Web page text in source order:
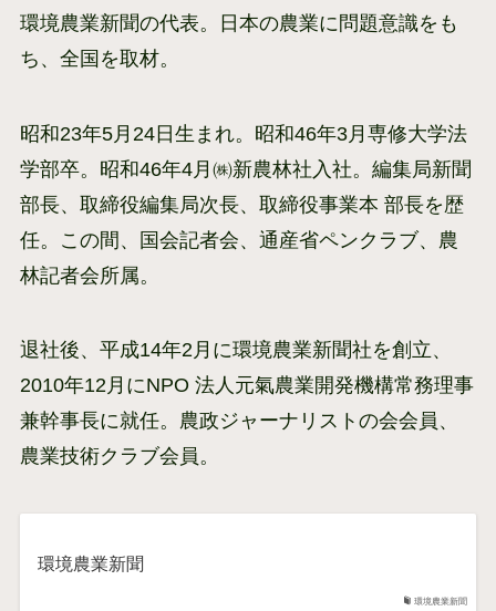
環境農業新聞の代表。日本の農業に問題意識をも
ち、全国を取材。
昭和23年5月24日生まれ。昭和46年3月専修大学法
学部卒。昭和46年4月㈱新農林社入社。編集局新聞
部長、取締役編集局次長、取締役事業本 部長を歴
任。この間、国会記者会、通産省ペンクラブ、農
林記者会所属。
退社後、平成14年2月に環境農業新聞社を創立、
2010年12月にNPO 法人元氣農業開発機構常務理事
兼幹事長に就任。農政ジャーナリストの会会員、
農業技術クラブ会員。
環境農業新聞
環境農業新聞